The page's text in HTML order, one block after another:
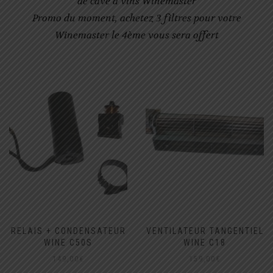
Promo du moment, achetez 3 filtres pour votre
Winemaster le 4ème vous sera offert
RELAIS + CONDENSATEUR
WINE C50S
149,00 €
VENTILATEUR TANGENTIEL
WINE C18
159,00 €